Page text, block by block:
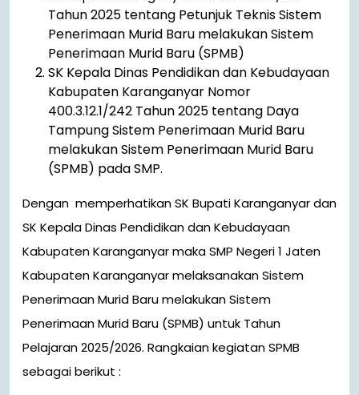
Tahun 2025 tentang Petunjuk Teknis Sistem
Penerimaan Murid Baru melakukan Sistem
Penerimaan Murid Baru (SPMB)
SK Kepala Dinas Pendidikan dan Kebudayaan
Kabupaten Karanganyar Nomor
400.3.12.1/242 Tahun 2025 tentang Daya
Tampung Sistem Penerimaan Murid Baru
melakukan Sistem Penerimaan Murid Baru
(SPMB) pada SMP.
Dengan memperhatikan SK Bupati Karanganyar dan
SK Kepala Dinas Pendidikan dan Kebudayaan
Kabupaten Karanganyar maka SMP Negeri 1 Jaten
Kabupaten Karanganyar melaksanakan Sistem
Penerimaan Murid Baru melakukan Sistem
Penerimaan Murid Baru (SPMB) untuk Tahun
Pelajaran 2025/2026. Rangkaian kegiatan SPMB
sebagai berikut :